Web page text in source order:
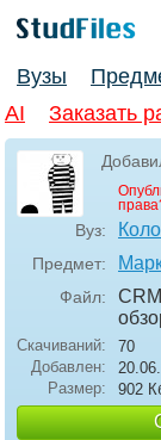
Вузы
AI
Заказать
Вуз:
Предмет:
Файл:
Скачиваний:
70
Добавлен:
Размер:
902